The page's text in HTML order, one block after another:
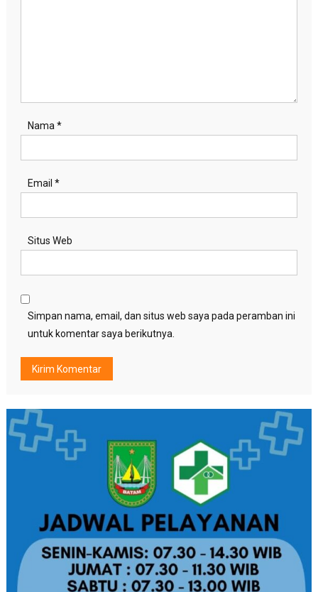
Nama *
Email *
Situs Web
Simpan nama, email, dan situs web saya pada peramban ini
untuk komentar saya berikutnya.